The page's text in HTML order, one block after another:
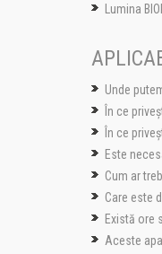
Lumina
Unde
În ce
În ce
Este
Cum ar
Care este
Există ore
Aceste